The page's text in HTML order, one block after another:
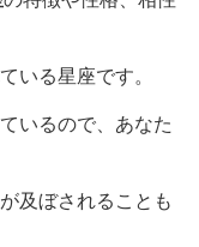
いる星座です。
いるので、あなた
及ぼされることも